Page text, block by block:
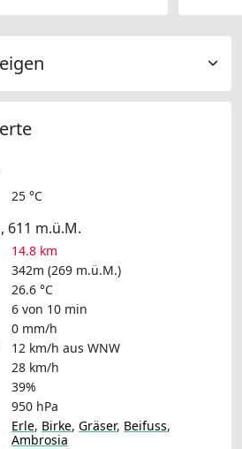
25 °C
611 m.ü.M.
14.8 km
342m (269 m.ü.M.)
26.6 °C
6 von 10 min
0 mm/h
12 km/h aus WNW
28 km/h
39%
950 hPa
Erle, Birke, Gräser, Beifuss,
Ambrosia